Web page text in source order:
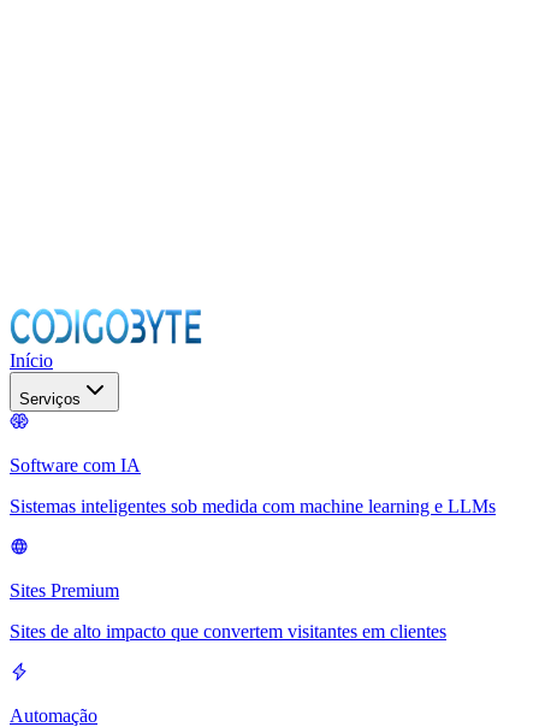
Início
Serviços
Software com IA
Sistemas inteligentes sob medida com machine learning e LLMs
Sites Premium
Sites de alto impacto que convertem visitantes em clientes
Automação